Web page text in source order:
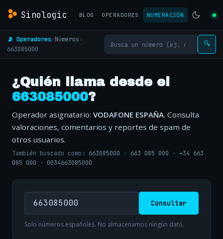
Sinologic BLOG OPERADORES NUMERACIÓN
📡 Operadores›Números›
663085000
🔍
¿Quién llama desde el
663085000?
Operador asignatario: VODAFONE ESPAÑA. Consulta
valoraciones, comentarios y reportes de spam de
otros usuarios.
También buscado como: 663085000 · 663 085 000 · +34 663
085 000 · 0034663085000
Consultar
Solo números españoles. No almacenamos ningún dato.